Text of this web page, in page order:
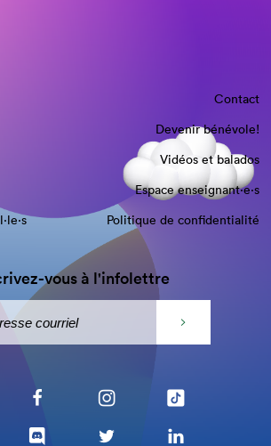
Contact
Devenir bénévole!
Vidéos et balados
Espace enseignant·e⋅s
Politique de confidentialité
vous à l'infolettre